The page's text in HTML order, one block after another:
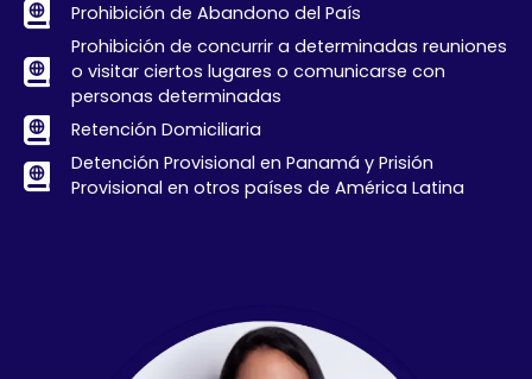
Prohibición de Abandono del País
Prohibición de concurrir a determinadas reuniones
o visitar ciertos lugares o comunicarse con
personas determinadas
Retención Domiciliaria
Detención Provisional en Panamá y Prisión
Provisional en otros países de América Latina